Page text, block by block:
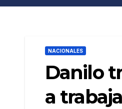
NACIONALES
Danilo
a